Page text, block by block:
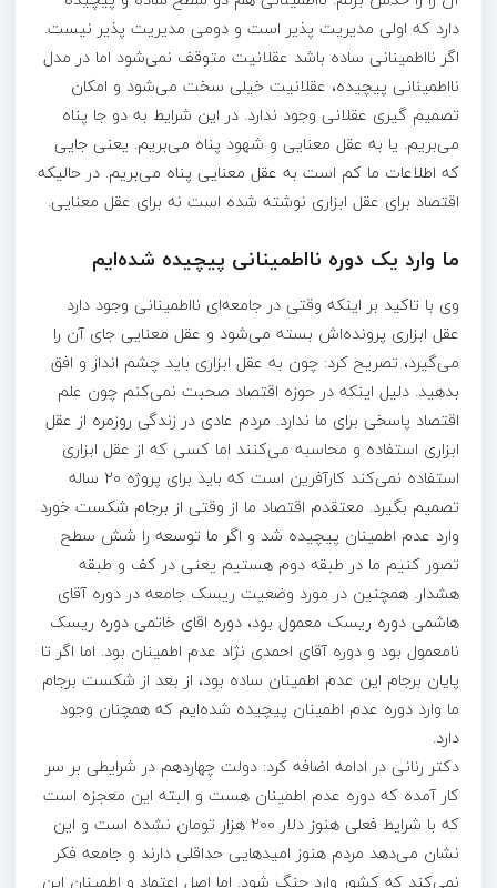
دارد که اولی مدیریت پذیر است و دومی مدیریت پذیر نیست.
اگر نااطمینانی ساده باشد عقلانیت متوقف نمی‌شود اما در مدل
نااطمینانی پیچیده، عقلانیت خیلی سخت می‌شود و امکان
تصمیم گیری عقلانی وجود ندارد. در این شرایط به دو جا پناه
می‌بریم. یا به عقل معنایی و شهود پناه می‌بریم. یعنی جایی
که اطلاعات ما کم است به عقل معنایی پناه می‌بریم. در حالیکه
اقتصاد برای عقل ابزاری نوشته شده است نه برای عقل معنایی.
ما وارد یک دوره نااطمینانی پیچیده شده‌ایم
وی با تاکید بر اینکه وقتی در جامعه‌ای نااطمینانی وجود دارد
عقل ابزاری پرونده‌اش بسته می‌شود و عقل معنایی جای آن را
می‌گیرد، تصریح کرد: چون به عقل ابزاری باید چشم انداز و افق
بدهید. دلیل اینکه در حوزه اقتصاد صحبت نمی‌کنم چون علم
اقتصاد پاسخی برای ما ندارد. مردم عادی در زندگی روزمره از عقل
ابزاری استفاده و محاسبه می‌کنند اما کسی که از عقل ابزاری
استفاده نمی‌کند کارآفرین است که باید برای پروژه ۲۰ ساله
تصمیم بگیرد. معتقدم اقتصاد ما از وقتی از برجام شکست خورد
وارد عدم اطمینان پیچیده شد و اگر ما توسعه را شش سطح
تصور کنیم ما در طبقه دوم هستیم یعنی در کف و طبقه
هشدار. همچنین در مورد وضعیت ریسک جامعه در دوره آقای
هاشمی دوره ریسک معمول بود، دوره اقای خاتمی دوره ریسک
نامعمول بود و دوره آقای احمدی نژاد عدم اطمینان بود. اما اگر تا
پایان برجام این عدم اطمینان ساده بود، از بعد از شکست برجام
ما وارد دوره عدم اطمینان پیچیده شده‌ایم که همچنان وجود
دارد.
دکتر رنانی در ادامه اضافه کرد: دولت چهاردهم در شرایطی بر سر
کار آمده که دوره عدم اطمینان هست و البته این معجزه است
که با شرایط فعلی هنوز دلار ۲۰۰ هزار تومان نشده است و این
نشان می‌دهد مردم هنوز امیدهایی حداقلی دارند و جامعه فکر
نمی‌کند که کشور وارد جنگ شود. اما اصل اعتماد و اطمینان این